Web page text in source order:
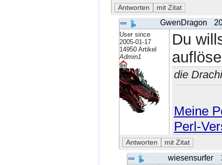
GwenDragon
User since
2005-01-17
14950 Artikel
Admin1
Du
die
Meine
Perl-
wiesensurfer